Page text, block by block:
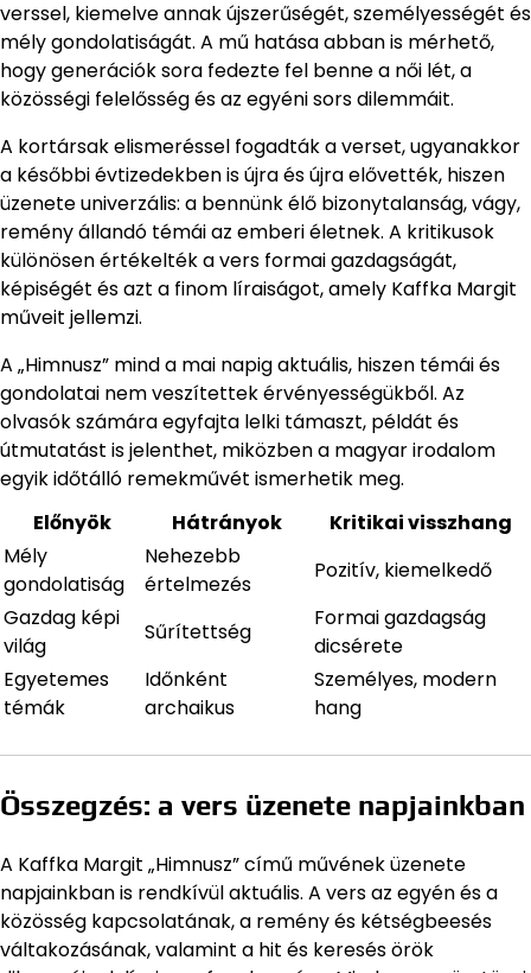
verssel, kiemelve annak újszerűségét, személyességét és
mély gondolatiságát. A mű hatása abban is mérhető,
hogy generációk sora fedezte fel benne a női lét, a
közösségi felelősség és az egyéni sors dilemmáit.
A kortársak elismeréssel fogadták a verset, ugyanakkor
a későbbi évtizedekben is újra és újra elővették, hiszen
üzenete univerzális: a bennünk élő bizonytalanság, vágy,
remény állandó témái az emberi életnek. A kritikusok
különösen értékelték a vers formai gazdagságát,
képiségét és azt a finom líraiságot, amely Kaffka Margit
műveit jellemzi.
A „Himnusz” mind a mai napig aktuális, hiszen témái és
gondolatai nem veszítettek érvényességükből. Az
olvasók számára egyfajta lelki támaszt, példát és
útmutatást is jelenthet, miközben a magyar irodalom
egyik időtálló remekművét ismerhetik meg.
Előnyök
Hátrányok
Kritikai visszhang
Mély
gondolatiság
Nehezebb
értelmezés
Pozitív, kiemelkedő
Gazdag képi
világ
Sűrítettség
Formai gazdagság
dicsérete
Egyetemes
témák
Időnként
archaikus
Személyes, modern
hang
Összegzés: a vers üzenete napjainkban
A Kaffka Margit „Himnusz” című művének üzenete
napjainkban is rendkívül aktuális. A vers az egyén és a
közösség kapcsolatának, a remény és kétségbeesés
váltakozásának, valamint a hit és keresés örök